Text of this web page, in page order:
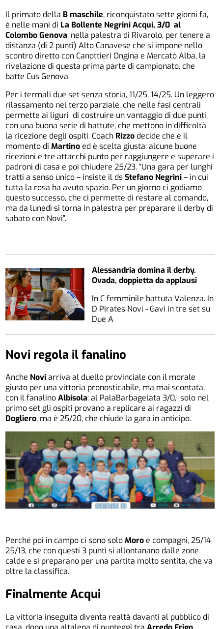
Il primato della B maschile, riconquistato sette giorni fa,
è nelle mani di La Bollente Negrini Acqui, 3/0 al
Colombo Genova, nella palestra di Rivarolo, per tenere a
distanza (di 2 punti) Alto Canavese che si impone nello
scontro diretto con Canottieri Ongina e Mercatò Alba, la
rivelazione di questa prima parte di campionato, che
batte Cus Genova
Per i termali due set senza storia, 11/25, 14/25. Un leggero
rilassamento nel terzo parziale, che nelle fasi centrali
permette ai liguri di costruire un vantaggio di due punti,
con una buona serie di battute, che mettono in difficoltà
la ricezione degli ospiti. Coach Rizzo decide che è il
momento diMartino ed è scelta giusta: alcune buone
ricezioni e tre attacchi punto per raggiungere e superare i
padroni di casa e poi chiudere 25/23. “Una gara per lunghi
tratti a senso unico – insiste il dsStefano Negrini– in cui
tutta la rosa ha avuto spazio. Per un giorno ci godiamo
questo successo, che ci permette di restare al comando,
ma da lunedì si torna in palestra per preparare il derby di
sabato con Novi”.
Alessandria domina il derby.
Ovada, doppietta da applausi
In C femminile battuta Valenza. In
D Pirates Novi - Gavi in tre set su
Due A
Novi regola il fanalino
Anche Noviarriva al duello provinciale con il morale
giusto per una vittoria pronosticabile, ma mai scontata,
con il fanalinoAlbisola: al PalaBarbagelata 3/0, solo nel
primo set gli ospiti provano a replicare ai ragazzi di
Dogliero, ma è 25/20, che chiude la gara in anticipo.
Perché poi in campo ci sono soloMoro e compagni, 25/14
25/13, che con questi 3 punti si allontanano dalle zone
calde e si preparano per una partita molto sentita, che va
oltre la classifica.
Finalmente Acqui
La vittoria inseguita diventa realtà davanti al pubblico di